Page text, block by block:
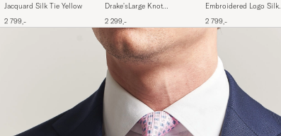
Jacquard Silk Tie Yellow
2 799,-
Drake'sLarge Knot
Silk TieNavy
2 299,-
Embroidered Logo Silk
2 799,-